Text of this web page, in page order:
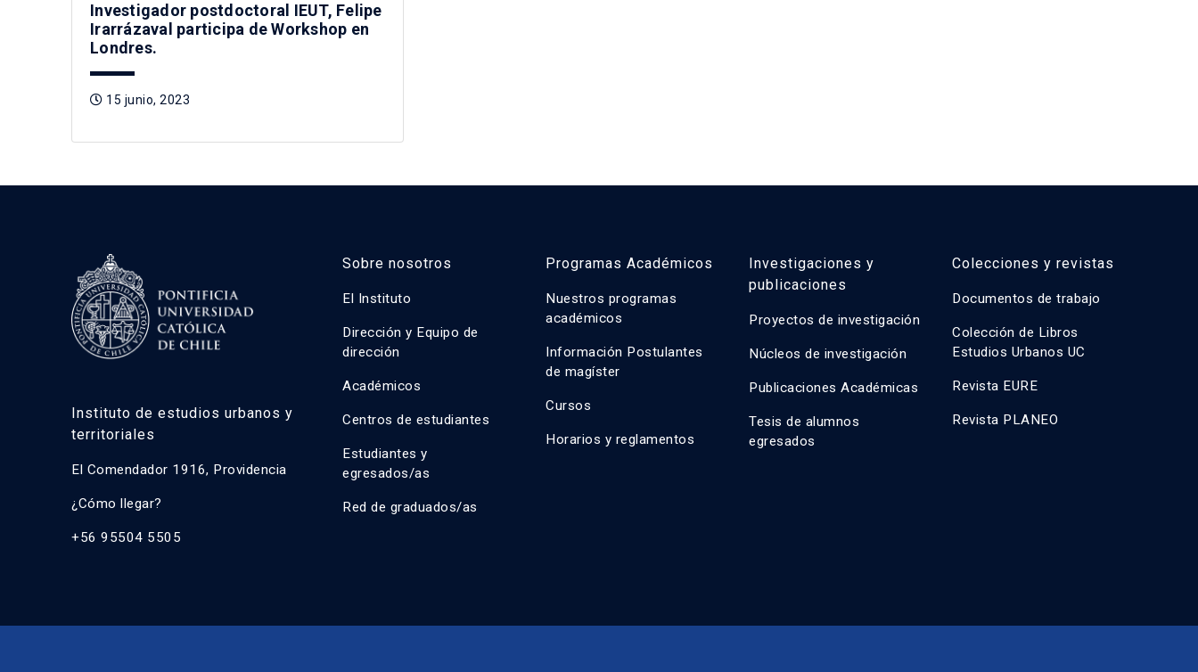
Investigador postdoctoral IEUT, Felipe
Irarrázaval participa de Workshop en
Londres.
15 junio, 2023
Instituto de estudios urbanos y
territoriales
El Comendador 1916, Providencia
¿Cómo llegar?
+56 95504 5505
Sobre nosotros
El Instituto
Dirección y Equipo de
dirección
Académicos
Centros de estudiantes
Estudiantes y
egresados/as
Red de graduados/as
Programas Académicos
Nuestros programas
académicos
Información Postulantes
de magíster
Cursos
Horarios y reglamentos
Investigaciones y
publicaciones
Proyectos de investigación
Núcleos de investigación
Publicaciones Académicas
Tesis de alumnos
egresados
Colecciones y revistas
Documentos de trabajo
Colección de Libros
Estudios Urbanos UC
Revista EURE
Revista PLANEO